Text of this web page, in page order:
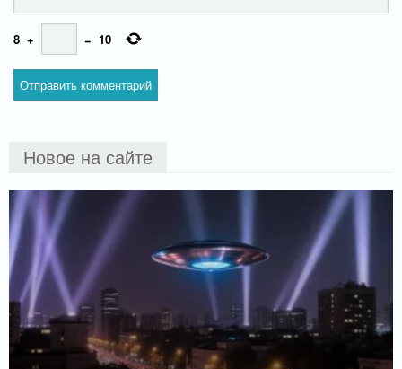
8 + = 10
Новое на сайте